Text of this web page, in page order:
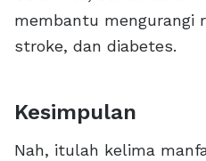
membantu mengurangi
stroke, dan diabetes.
Kesimpulan
Nah, itulah kelima